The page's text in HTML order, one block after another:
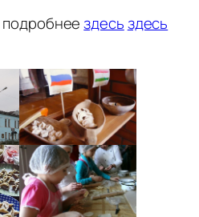
здесьздесь